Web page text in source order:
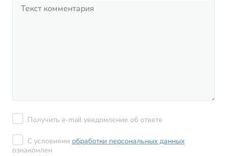
Получить e-mail уведомление об ответе
С условиями обработки персональных данных
ознакомлен